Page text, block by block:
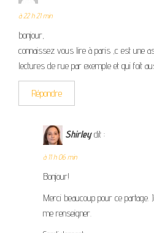
à 22 h 21 min
bonjour,
connaissez vous lire à paris ,c est une
lectures de rue par exemple et qui foit
Répondre
Shirley dit :
à 11 h 06 min
Bonjour!
Merci beaucoup pour ce partage.
me renseigner.